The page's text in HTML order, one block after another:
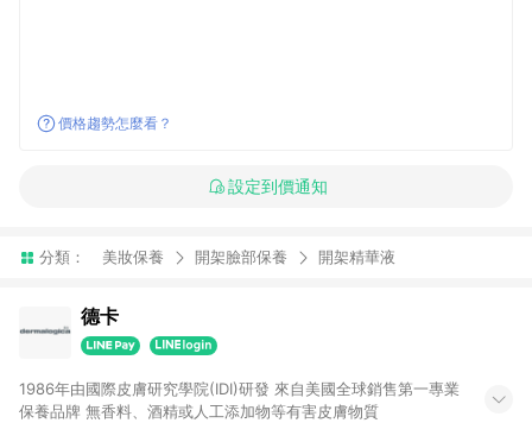
價格趨勢怎麼看？
設定到價通知
分類： 美妝保養 開架臉部保養 開架精華液
德卡
1986年由國際皮膚研究學院(IDI)研發 來自美國全球銷售第一專業
保養品牌 無香料、酒精或人工添加物等有害皮膚物質